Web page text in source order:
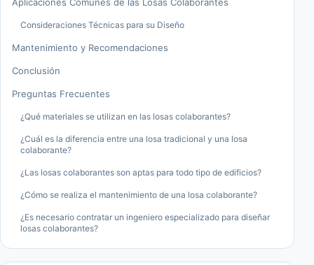
Aplicaciones Comunes de las Losas Colaborantes
Consideraciones Técnicas para su Diseño
Mantenimiento y Recomendaciones
Conclusión
Preguntas Frecuentes
¿Qué materiales se utilizan en las losas colaborantes?
¿Cuál es la diferencia entre una losa tradicional y una losa
colaborante?
¿Las losas colaborantes son aptas para todo tipo de edificios?
¿Cómo se realiza el mantenimiento de una losa colaborante?
¿Es necesario contratar un ingeniero especializado para diseñar
losas colaborantes?